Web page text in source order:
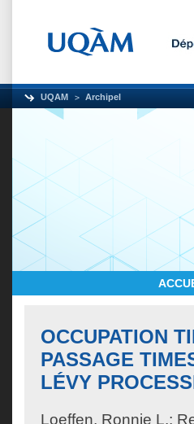
UQAM Archipel
OCCUPATION
PASSAGE
LÉVY
Loeffen, Ronnie L.;